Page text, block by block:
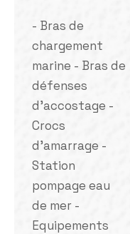
- Bras de
chargement
marine - Bras de
défenses
d'accostage -
Crocs
d'amarrage -
Station
pompage eau
de mer -
Equipements